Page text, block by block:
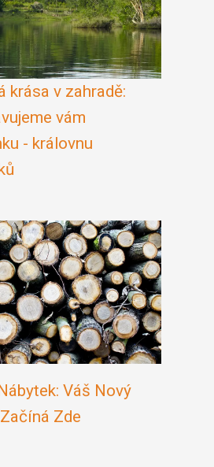
krása v zahradě:
vám
- královnu
Váš Nový
Zde